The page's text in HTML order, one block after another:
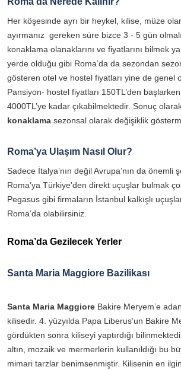
Her köşesinde ayrı bir heykel, kilise, müze
ayırmanız gereken süre bizce 3 - 5 gün
konaklama olanaklarını ve fiyatlarını bilmek
yerde olduğu gibi Roma’da da sezondan
gösteren otel ve hostel fiyatları yine de genel
Pansiyon- hostel fiyatları 150TL’den
4000TL’ye kadar çıkabilmektedir. Sonuç
konaklama sezonsal olarak değişiklik
Roma’ya Ulaşım Nasıl Olur?
Sadece İtalya’nın değil Avrupa’nın da önemli
Roma’ya Türkiye’den direkt uçuşlar bulmak
Pegasus gibi firmaların İstanbul kalkışlı
Roma’da olabilirsiniz.
Roma’da Gezilecek Yerler
Santa Maria Maggiore Bazilikası
Santa Maria Maggiore Bakire Meryem’e
kilisedir. 4. yüzyılda Papa Liberus’un Bakire
gördükten sonra kiliseyi yaptırdığı
altın, mozaik ve mermerlerin kullanıldığı bu
mimari tarzlar benimsenmiştir. Kilisenin en